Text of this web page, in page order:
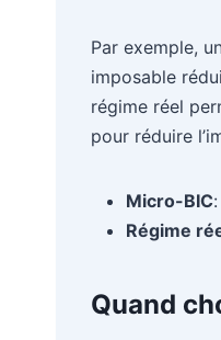
Par exemple,
imposable
régime réel
pour réduire
Micro-BIC
Régime
Quand